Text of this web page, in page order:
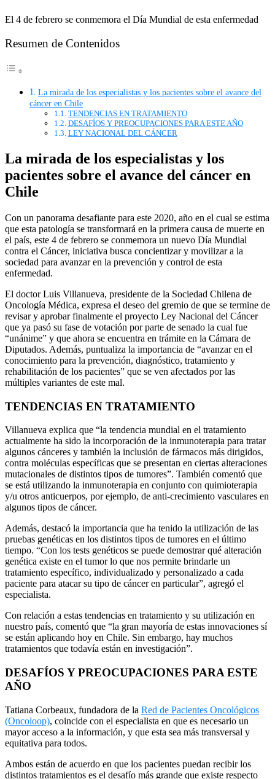
El 4 de febrero se conmemora el Día Mundial de esta enfermedad
Resumen de Contenidos
La mirada de los especialistas y los pacientes sobre el avance del
cáncer en Chile
TENDENCIAS EN TRATAMIENTO
DESAFÍOS Y PREOCUPACIONES PARA ESTE AÑO
LEY NACIONAL DEL CÁNCER
La mirada de los especialistas y los
pacientes sobre el avance del cáncer en
Chile
Con un panorama desafiante para este 2020, año en el cual se estima
que esta patología se transformará en la primera causa de muerte en
el país, este 4 de febrero se conmemora un nuevo Día Mundial
contra el Cáncer, iniciativa busca concientizar y movilizar a la
sociedad para avanzar en la prevención y control de esta
enfermedad.
El doctor Luis Villanueva, presidente de la Sociedad Chilena de
Oncología Médica, expresa el deseo del gremio de que se termine de
revisar y aprobar finalmente el proyecto Ley Nacional del Cáncer
que ya pasó su fase de votación por parte de senado la cual fue
“unánime” y que ahora se encuentra en trámite en la Cámara de
Diputados. Además, puntualiza la importancia de “avanzar en el
conocimiento para la prevención, diagnóstico, tratamiento y
rehabilitación de los pacientes” que se ven afectados por las
múltiples variantes de este mal.
TENDENCIAS EN TRATAMIENTO
Villanueva explica que “la tendencia mundial en el tratamiento
actualmente ha sido la incorporación de la inmunoterapia para tratar
algunos cánceres y también la inclusión de fármacos más dirigidos,
contra moléculas específicas que se presentan en ciertas alteraciones
mutacionales de distintos tipos de tumores”. También comentó que
se está utilizando la inmunoterapia en conjunto con quimioterapia
y/u otros anticuerpos, por ejemplo, de anti-crecimiento vasculares en
algunos tipos de cáncer.
Además, destacó la importancia que ha tenido la utilización de las
pruebas genéticas en los distintos tipos de tumores en el último
tiempo. “Con los tests genéticos se puede demostrar qué alteración
genética existe en el tumor lo que nos permite brindarle un
tratamiento específico, individualizado y personalizado a cada
paciente para atacar su tipo de cáncer en particular”, agregó el
especialista.
Con relación a estas tendencias en tratamiento y su utilización en
nuestro país, comentó que “la gran mayoría de estas innovaciones sí
se están aplicando hoy en Chile. Sin embargo, hay muchos
tratamientos que todavía están en investigación”.
DESAFÍOS Y PREOCUPACIONES PARA ESTE
AÑO
Tatiana Corbeaux, fundadora de la Red de Pacientes Oncológicos
(Oncoloop), coincide con el especialista en que es necesario un
mayor acceso a la información, y que esta sea más transversal y
equitativa para todos.
Ambos están de acuerdo en que los pacientes puedan recibir los
distintos tratamientos es el desafío más grande que existe respecto